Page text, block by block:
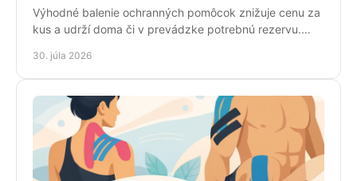
Výhodné balenie ochranných pomôcok znižuje cenu za
kus a udrží doma či v prevádzke potrebnú rezervu.
30. júla 2026